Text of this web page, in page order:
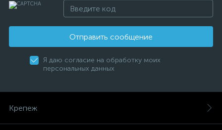
Отправить сообщение
Я даю согласие на обработку моих
персональных данных
Крепеж